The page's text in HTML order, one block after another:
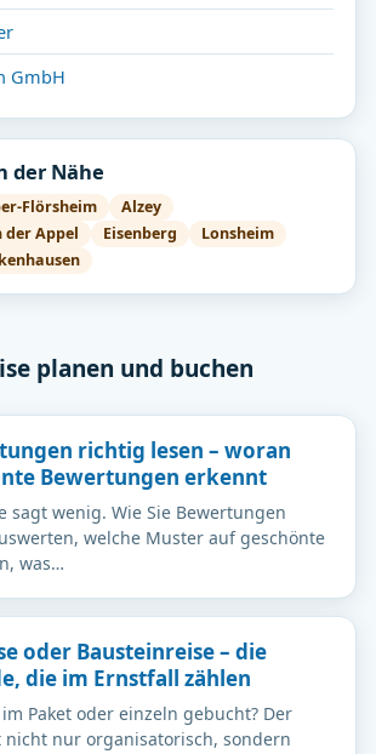
GmbH
der Nähe
Flörsheim
Alzey
der Appel
Eisenberg
Lonsheim
planen und buchen
richtig lesen – woran
Bewertungen erkennt
sagt wenig. Wie Sie Bewertungen
welche Muster auf geschönte
was…
oder Bausteinreise – die
die im Ernstfall zählen
Paket oder einzeln gebucht? Der
nicht nur organisatorisch, sondern